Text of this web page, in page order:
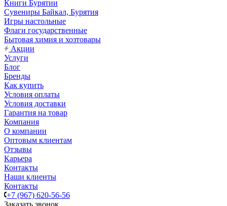
Книги Бурятии
Сувениры Байкал, Бурятия
Игры настольные
Флаги государственные
Бытовая химия и хозтовары
Акции
Услуги
Блог
Бренды
Как купить
Условия оплаты
Условия доставки
Гарантия на товар
Компания
О компании
Оптовым клиентам
Отзывы
Карьера
Контакты
Наши клиенты
Контакты
+7 (967) 620-56-56
Заказать звонок